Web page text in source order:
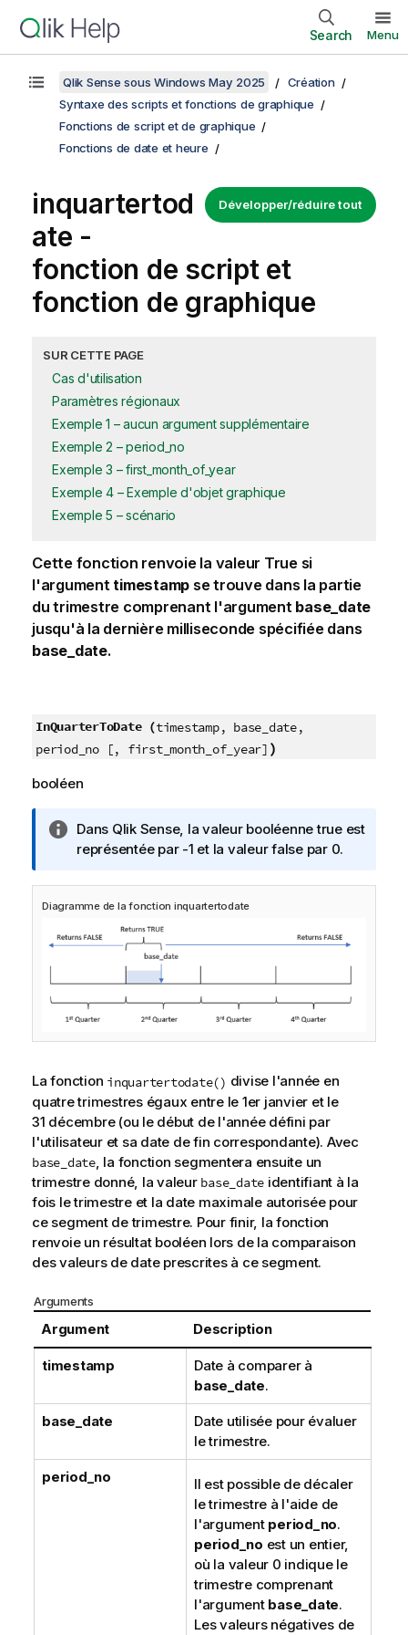
Search Menu
Qlik Sense sous Windows May 2025
Création
Syntaxe des scripts et fonctions de graphique
Fonctions de script et de graphique
Fonctions de date et heure
Développer/réduire tout
inquartertod
ate -
fonction de script et
fonction de graphique
SUR CETTE PAGE
Cas d'utilisation
Paramètres régionaux
Exemple 1 – aucun argument supplémentaire
Exemple 2 – period_no
Exemple 3 – first_month_of_year
Exemple 4 – Exemple d'objet graphique
Exemple 5 – scénario
Cette fonction renvoie la valeur Truesi
l'argument timestamp se trouve dans la partie
du trimestre comprenant l'argument base_date
jusqu'à la dernière milliseconde spécifiée dans
base_date.
InQuarterToDate (timestamp, base_date,
period_no [, first_month_of_year] )
booléen
N
o
e
I
f
r
m
o
n
s
Dans Qlik Sense, la valeur booléenne true est
représentée par -1 et la valeur false par 0.
Diagramme de la fonction inquartertodate
La fonction inquartertodate() divise l'année en
quatre trimestres égaux entre le 1er janvier et le
31 décembre (ou le début de l'année défini par
l'utilisateur et sa date de fin correspondante). Avec
base_date, la fonction segmentera ensuite un
trimestre donné, la valeur base_date identifiant à la
fois le trimestre et la date maximale autorisée pour
ce segment de trimestre. Pour finir, la fonction
renvoie un résultat booléen lors de la comparaison
des valeurs de date prescrites à ce segment.
Arguments
Argument Description
timestamp
Date à comparer à
base_date.
base_date
Date utilisée pour évaluer
le trimestre.
period_no
Il est possible de décaler
le trimestre à l'aide de
l'argument period_no.
period_no est un entier,
où la valeur 0 indique le
trimestre comprenant
l'argument base_date.
Les valeurs négatives de